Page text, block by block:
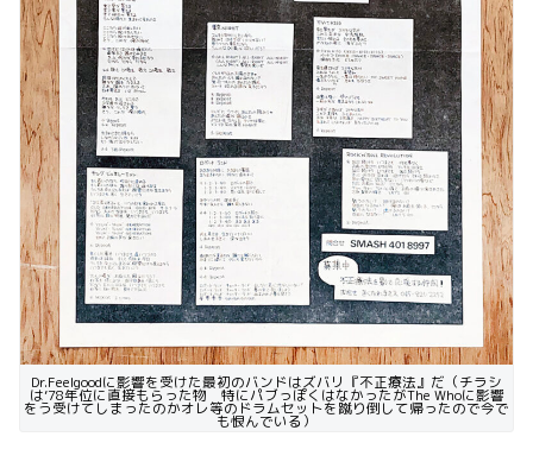
Dr.Feelgoodに影響を受けた最初のバンドはズバリ『不正療法』だ（チラシ
は’78年位に直接もらった物 特にパブっぽくはなかったがThe Whoに影響
をう受けてしまったのかオレ等のドラムセットを蹴り倒して帰ったので今で
も恨んでいる）